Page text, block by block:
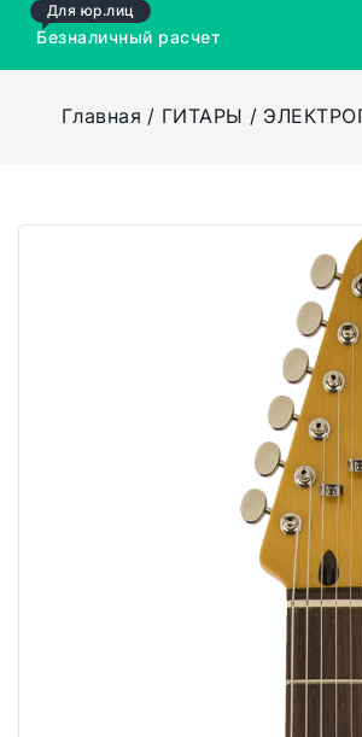
Для юр.лиц
Безналичный расчет
Главная ГИТАРЫ